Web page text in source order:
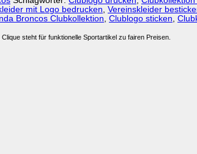
mit Logo bedrucken, Vereinskleider
Broncos Clubkollektion, Clublogo sticken,
steht für funktionelle Sportartikel zu fairen Preisen.